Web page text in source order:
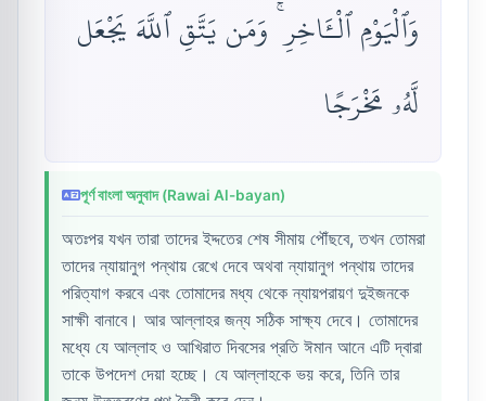
وَٱلْيَوْمِ ٱلْـَٔاخِرِ ۚ وَمَن يَتَّقِ ٱللَّهَ يَجْعَل
لَّهُۥ مَخْرَجًا
পূর্ণ বাংলা অনুবাদ (Rawai Al-bayan)
অতঃপর যখন তারা তাদের ইদ্দতের শেষ সীমায় পৌঁছবে, তখন তোমরা
তাদের ন্যায়ানুগ প‎ন্থায় রেখে দেবে অথবা ন্যায়ানুগ প‎ন্থায় তাদের
পরিত্যাগ করবে এবং তোমাদের মধ্য থেকে ন্যায়পরায়ণ দুইজনকে
সাক্ষী বানাবে। আর আল্লাহর জন্য সঠিক সাক্ষ্য দেবে। তোমাদের
মধ্যে যে আল্লাহ ও আখিরাত দিবসের প্রতি ঈমান আনে এটি দ্বারা
তাকে উপদেশ দেয়া হচ্ছে। যে আল্লাহকে ভয় করে, তিনি তার